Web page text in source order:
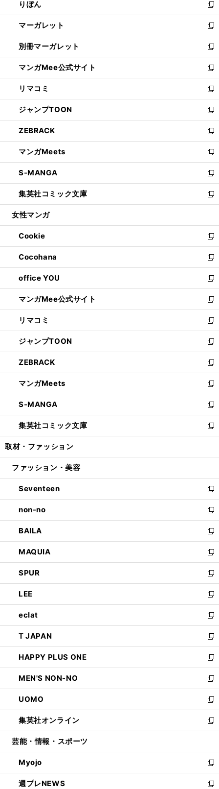
く
で
開
く
ド
ウ
で
開
く
ィ
ン
ド
ウ
で
開
く
りぼん
新
し
い
ウ
ィ
ン
ド
ウ
で
開
く
マーガレット
新
し
い
ウ
ィ
ン
ド
ウ
で
開
く
別冊マーガレット
新
し
い
ウ
ィ
ン
ド
ウ
で
開
く
マンガMee公式サイト
新
し
い
ウ
ィ
ン
ド
ウ
で
開
く
リマコミ
新
し
い
ウ
ィ
ン
ド
ウ
で
開
く
ジャンプTOON
新
し
い
ウ
ィ
ン
ド
ウ
で
開
ZEBRACK
新
し
い
ウ
ィ
ン
ド
ウ
開
く
マンガMeets
新
し
い
ウ
ィ
ン
ウ
で
開
く
S-MANGA
新
し
い
ウ
ン
ド
ウ
で
開
く
集英社コミック文庫
新
し
ウ
ィ
ン
ド
ウ
で
開
く
女性マンガ
Cookie
新
し
い
ウ
ィ
ン
ド
ウ
で
開
く
Cocohana
新
し
い
ウ
ィ
ン
ド
ウ
で
開
く
office YOU
新
し
い
ウ
ィ
ン
ド
ウ
で
開
く
マンガMee公式サイト
新
し
い
ウ
ィ
ン
ド
ウ
で
開
く
リマコミ
新
し
い
ウ
ィ
ン
ド
ウ
で
開
く
ジャンプTOON
新
し
い
ウ
ィ
ン
ド
ウ
で
開
ZEBRACK
新
し
い
ウ
ィ
ン
ド
ウ
開
マンガMeets
新
し
い
ウ
ィ
ン
ウ
開
く
S-MANGA
新
し
い
ウ
ン
ウ
で
開
く
集英社コミック文庫
新
し
ウ
ン
ド
ウ
で
開
く
取材・ファッション
ファッション・美容
Seventeen
新
し
い
ウ
ィ
ン
ド
ウ
で
開
く
non-no
新
し
い
ウ
ィ
ン
ド
ウ
で
開
く
BAILA
新
し
い
ウ
ィ
ン
ド
ウ
で
開
く
MAQUIA
新
し
い
ウ
ィ
ン
ド
ウ
で
開
く
SPUR
新
し
い
ウ
ィ
ン
ド
ウ
で
開
く
LEE
新
し
い
ウ
ィ
ン
ド
ウ
で
開
く
eclat
新
し
い
ウ
ィ
ン
ド
ウ
で
開
く
T JAPAN
新
し
い
ウ
ィ
ン
ド
ウ
で
開
HAPPY PLUS ONE
新
し
い
ウ
ィ
ン
ド
ウ
開
く
MEN'S NON-NO
新
し
い
ウ
ィ
ン
ウ
で
開
く
UOMO
新
し
い
ウ
ン
ド
ウ
で
集英社オンライン
新
し
ウ
ィ
ン
ド
芸能・情報・スポーツ
Myojo
新
し
い
週プレNEWS
新